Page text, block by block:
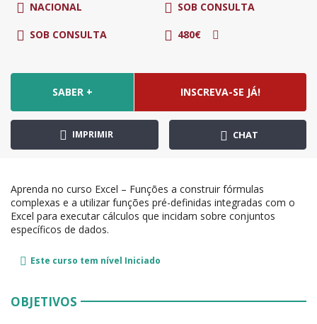
NACIONAL SOB CONSULTA
SOB CONSULTA 480€
SABER + INSCREVA-SE JÁ!
IMPRIMIR CHAT
Aprenda no curso Excel – Funções a construir fórmulas
complexas e a utilizar funções pré-definidas integradas com o
Excel para executar cálculos que incidam sobre conjuntos
específicos de dados.
Este curso tem nível Iniciado
OBJETIVOS